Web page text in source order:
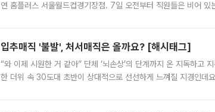
연 홈플러스 서울월드컵경기장점. 7일 오전부터 직원들은 비어
입추매직 '불발', 처서매직은 올까요? [해시태그]
“와 이제 시원한 거 같아” 단체 ‘뇌손상’의 단계까지 온 지독하고
한 더위 속 30도대 초반이 상대적으로 선선하게 느껴질 지경인데